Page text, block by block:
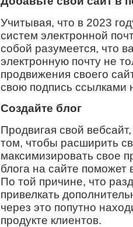
Учитывая, что в 2023
систем электронной
собой разумеется, что
электронную почту не
продвижения своего
свою подпись ссылками
Создайте блог
Продвигая свой
том, чтобы расширить
максимизировать свое
блога на сайте поможет
По той причине, что
привелкать
через это попутно
продукте клиентов.